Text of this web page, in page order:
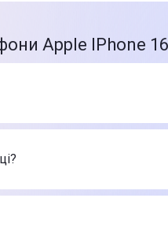
Apple IPhone
магазині Цитрус
999 ₴
56 999 ₴
магазину Цитрус